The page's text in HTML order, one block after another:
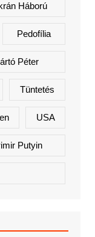
Háború
Pedofília
Péter
Tüntetés
USA
Putyin